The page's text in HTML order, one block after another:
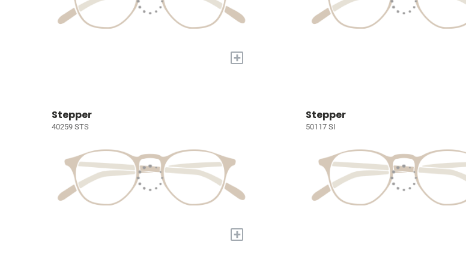
+
Stepper
40259 STS
+
Stepper
50117 SI